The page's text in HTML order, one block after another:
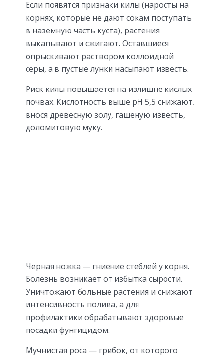
Если появятся признаки килы (наросты на
корнях, которые не дают сокам поступать
в наземную часть куста), растения
выкапывают и сжигают. Оставшиеся
опрыскивают раствором коллоидной
серы, а в пустые лунки насыпают известь.
Риск килы повышается на излишне кислых
почвах. Кислотность выше pH 5,5 снижают,
внося древесную золу, гашеную известь,
доломитовую муку.
Черная ножка — гниение стеблей у корня.
Болезнь возникает от избытка сырости.
Уничтожают больные растения и снижают
интенсивность полива, а для
профилактики обрабатывают здоровые
посадки фунгицидом.
Мучнистая роса — грибок, от которого